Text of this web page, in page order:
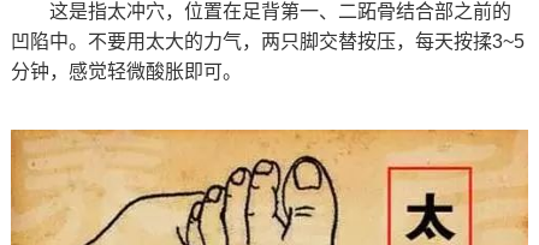
这是指太冲穴，位置在足背第一、二跖骨结合部之前的
凹陷中。不要用太大的力气，两只脚交替按压，每天按揉3~5
分钟，感觉轻微酸胀即可。